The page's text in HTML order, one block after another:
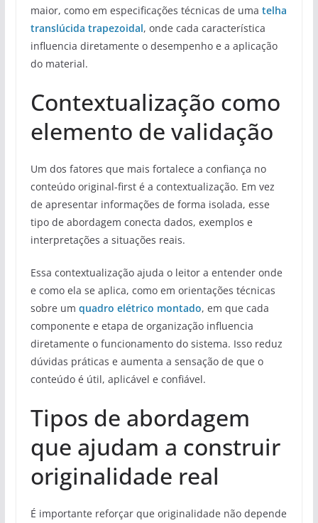
maior, como em especificações técnicas de uma telha
translúcida trapezoidal, onde cada característica
influencia diretamente o desempenho e a aplicação
do material.
Contextualização como
elemento de validação
Um dos fatores que mais fortalece a confiança no
conteúdo original-first é a contextualização. Em vez
de apresentar informações de forma isolada, esse
tipo de abordagem conecta dados, exemplos e
interpretações a situações reais.
Essa contextualização ajuda o leitor a entender onde
e como ela se aplica, como em orientações técnicas
sobre um quadro elétrico montado, em que cada
componente e etapa de organização influencia
diretamente o funcionamento do sistema. Isso reduz
dúvidas práticas e aumenta a sensação de que o
conteúdo é útil, aplicável e confiável.
Tipos de abordagem
que ajudam a construir
originalidade real
É importante reforçar que originalidade não depende